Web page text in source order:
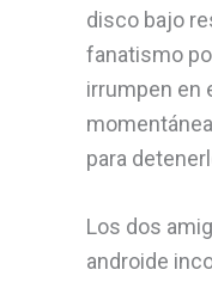
disco bajo
fanatismo
irrumpen en
para
Los dos
androide